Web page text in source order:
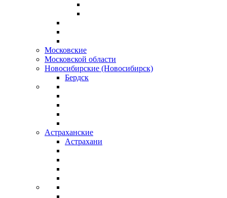
Московские
Московской области
Новосибирские (Новосибирск)
Бердск
Астраханские
Астрахани